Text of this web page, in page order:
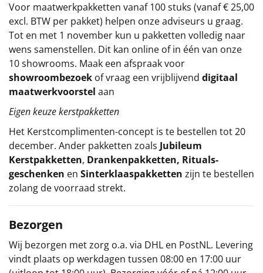
Voor maatwerkpakketten vanaf 100 stuks (vanaf € 25,00
excl. BTW per pakket) helpen onze adviseurs u graag.
Tot en met 1 november kun u pakketten volledig naar
wens samenstellen. Dit kan online of in één van onze
10 showrooms. Maak een afspraak voor
showroombezoek of vraag een vrijblijvend digitaal
maatwerkvoorstel aan
Eigen keuze kerstpakketten
Het Kerstcomplimenten-concept is te bestellen tot 20
december. Ander pakketten zoals Jubileum
Kerstpakketten, Drankenpakketten, Rituals-
geschenken en Sinterklaaspakketten zijn te bestellen
zolang de voorraad strekt.
Bezorgen
Wij bezorgen met zorg o.a. via DHL en PostNL. Levering
vindt plaats op werkdagen tussen 08:00 en 17:00 uur